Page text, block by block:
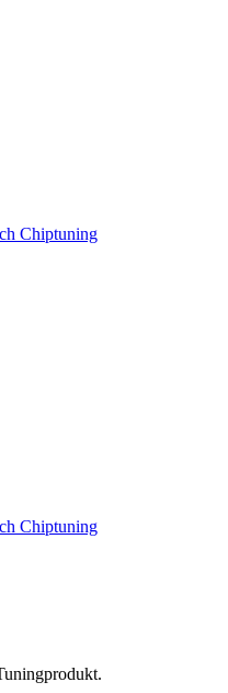
Chiptuning
Chiptuning